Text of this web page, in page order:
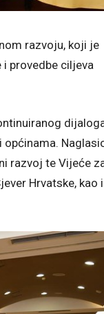
razvoju, koji je
provedbe ciljeva
razvoj te Vijeće
Hrvatske, kao i